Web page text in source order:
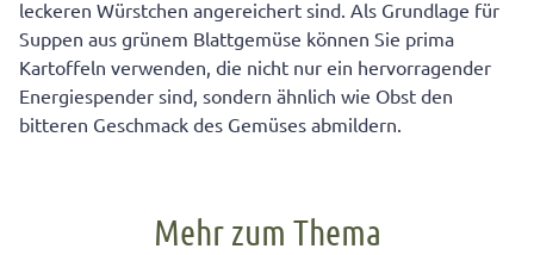
leckeren Würstchen angereichert sind. Als Grundlage für
Suppen aus grünem Blattgemüse können Sie prima
Kartoffeln verwenden, die nicht nur ein hervorragender
Energiespender sind, sondern ähnlich wie Obst den
bitteren Geschmack des Gemüses abmildern.
Mehr zum Thema